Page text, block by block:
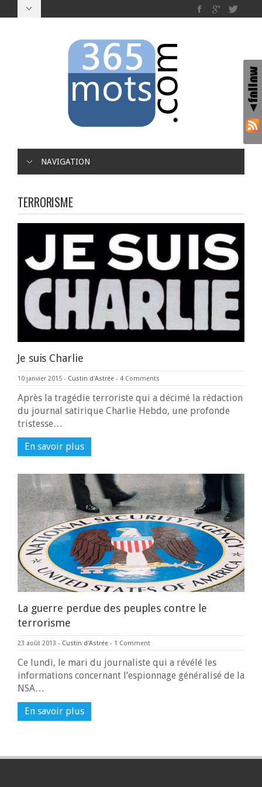
NAVIGATION
TERRORISME
Je suis Charlie
10 janvier 2015 - Custin d'Astrée - 4 Comments
Après la tragédie terroriste qui a décimé la rédaction
du journal satirique Charlie Hebdo, une profonde
tristesse…
En savoir plus
La guerre perdue des peuples contre le
terrorisme
23 août 2013 - Custin d'Astrée - 1 Comment
Ce lundi, le mari du journaliste qui a révélé les
informations concernant l’espionnage généralisé de la
NSA…
En savoir plus